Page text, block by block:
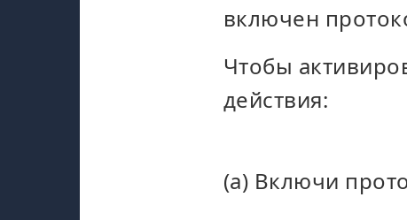
включен
Чтобы
действия:
(а) Включи